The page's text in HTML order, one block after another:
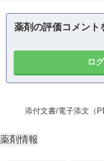
薬剤の評価コメント
ロ
添付文書/電子添文（
薬剤情報